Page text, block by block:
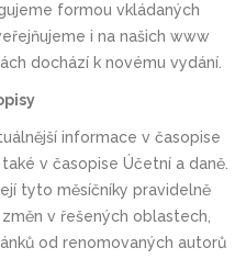
formou vkládaných
i na našich www
dochází k novému vydání.
informace v časopise
v časopise Účetní a daně.
tyto měsíčníky pravidelně
v řešených oblastech,
od renomovaných autorů